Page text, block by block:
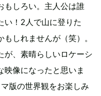
もしろい。主人公は誰
い！2人で山に登りた
しれませんが（笑）。
が、素晴らしいロケーシ
映像になったと思いま
版の世界観をお楽しみ